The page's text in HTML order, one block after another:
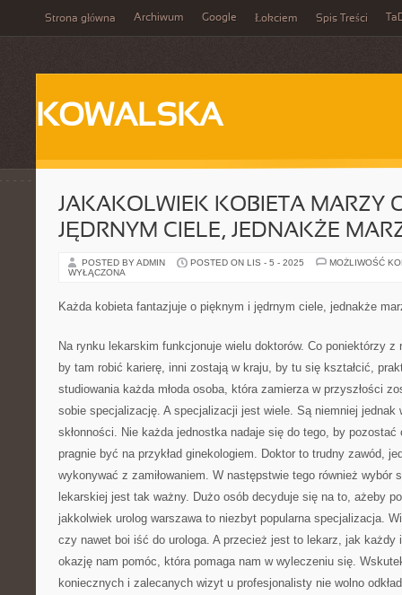
Strona główna Archiwum Google Łokciem Spis Treści
KOWALSKA
JAKAKOLWIEK KOBIETA MARZY
JĘDRNYM CIELE, JEDNAKŻE
POSTED BY ADMIN POSTED ON LIS - 5 - 2025
MOŻLIWOŚĆ
WYŁĄCZONA
Każda kobieta fantazjuje o pięknym i jędrnym ciele, jednakże
Na rynku lekarskim funkcjonuje wielu doktorów. Co poniektórzy
by tam robić karierę, inni zostają w kraju, by tu się kształcić,
studiowania każda młoda osoba, która zamierza w przyszłości
sobie specjalizację. A specjalizacji jest wiele. Są niemniej jednak
skłonności. Nie każda jednostka nadaje się do tego, by
pragnie być na przykład ginekologiem. Doktor to trudny zawód,
wykonywać z zamiłowaniem. W następstwie tego również wybór
lekarskiej jest tak ważny. Dużo osób decyduje się na to, ażeby
jakkolwiek urolog warszawa to niezbyt popularna specjalizacja.
czy nawet boi iść do urologa. A przecież jest to lekarz, jak każdy
okazję nam pomóc, która pomaga nam w wyleczeniu się.
koniecznych i zalecanych wizyt u profesjonalisty nie wolno